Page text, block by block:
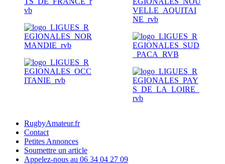
RugbyAmateur.fr
Contact
Petites Annonces
Soumettre un article
Appelez-nous au 06 34 04 27 09